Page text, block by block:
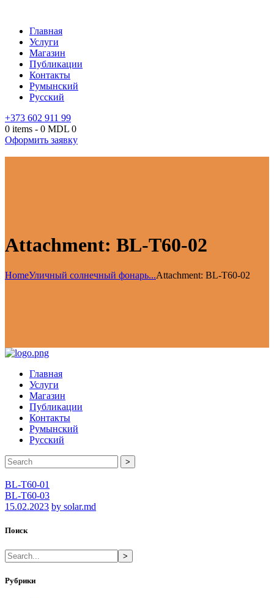
Главная
Услуги
Магазин
Публикации
Контакты
Румынский
Русский
+373 602 911 99
0 items - 0 MDL 0
Оформить заявку
Attachment: BL-T60-02
HomeУличный солнечный фонарь...Attachment: BL-T60-02
Главная
Услуги
Магазин
Публикации
Контакты
Румынский
Русский
>
BL-T60-01
BL-T60-03
15.02.2023 by solar.md
Поиск
>
Рубрики